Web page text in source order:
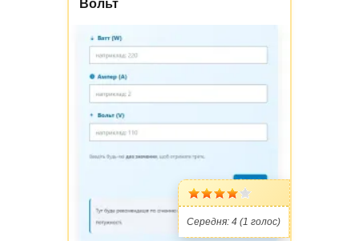
Вольт
Середня: 4 (1 голос)